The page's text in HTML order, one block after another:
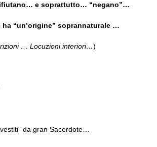
e soprattutto… “negano”…
“un’origine” soprannaturale …
… Locuzioni interiori…)
da gran Sacerdote…